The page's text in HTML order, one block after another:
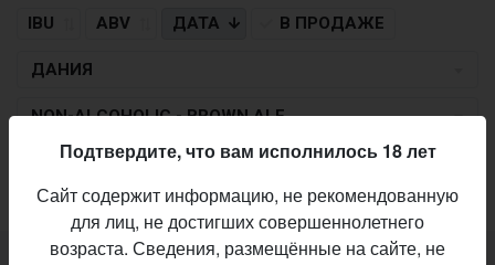
IBU ABV ДАТА В ПРОДАЖЕ
ДАНИЯ
NON-ALCOHOLIC - BROWN ALE
Пиво по заданным критериям не найдено
Подтвердите, что вам исполнилось 18 лет
Сайт содержит информацию, не рекомендованную
для лиц, не достигших совершеннолетнего
возраста. Сведения, размещённые на сайте, не